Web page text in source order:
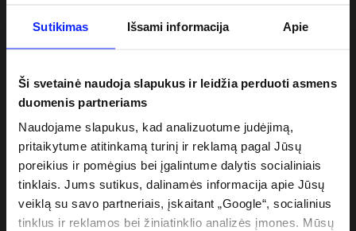
Sutikimas Išsami informacija Apie
Ši svetainė naudoja slapukus ir leidžia perduoti asmens
duomenis partneriams
Naudojame slapukus, kad analizuotume judėjimą,
pritaikytume atitinkamą turinį ir reklamą pagal Jūsų
poreikius ir pomėgius bei įgalintume dalytis socialiniais
tinklais. Jums sutikus, dalinamės informacija apie Jūsų
veiklą su savo partneriais, įskaitant „Google“, socialinius
tinklus ir reklamos bei žiniatinklio analizės įmones. Mūsų